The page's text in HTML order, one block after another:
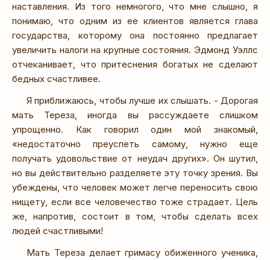
наставления. Из того немногого, что мне слышно, я
понимаю, что одним из ее клиентов является глава
государства, которому она постоянно предлагает
увеличить налоги на крупные состояния. Эдмонд Уэллс
отчеканивает, что притеснения богатых не сделают
бедных счастливее.
Я приближаюсь, чтобы лучше их слышать. - Дорогая
мать Тереза, иногда вы рассуждаете слишком
упрощенно. Как говорил один мой знакомый,
«недостаточно преуспеть самому, нужно еще
получать удовольствие от неудач других». Он шутил,
но вы действительно разделяете эту точку зрения. Вы
убеждены, что человек может легче переносить свою
нищету, если все человечество тоже страдает. Цель
же, напротив, состоит в том, чтобы сделать всех
людей счастливыми!
Мать Тереза делает гримасу обиженного ученика,